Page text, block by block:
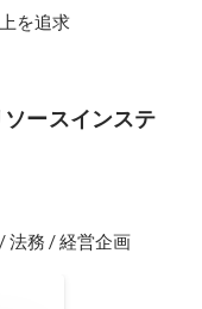
を追求
ースインステ
法務 / 経営企画